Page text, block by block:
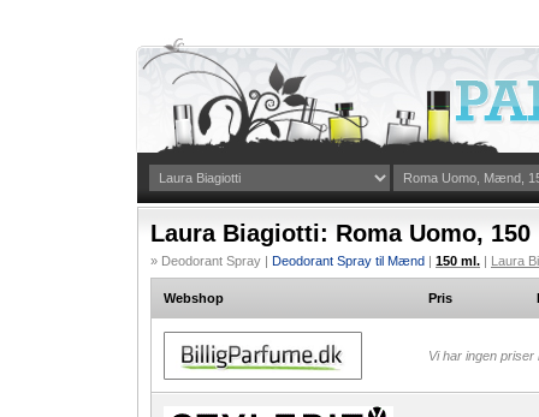
Laura Biagiotti: Roma Uomo, 150
» Deodorant Spray | Deodorant Spray til Mænd | 150 ml. | Laura
Webshop Pris
Vi har ingen